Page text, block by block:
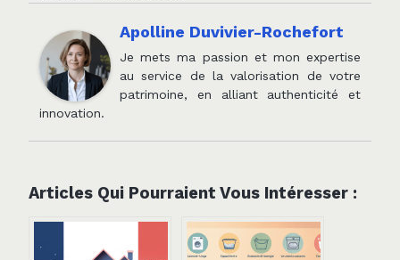
Apolline Duvivier-Rochefort
Je mets ma passion et mon expertise
au service de la valorisation de votre
patrimoine, en alliant authenticité et
innovation.
Articles Qui Pourraient Vous Intéresser :